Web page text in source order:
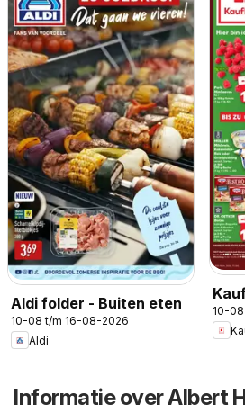
Aldi folder - Buiten eten
10-08 t/m 16-08-2026
Aldi
10-
Informatie over Albert